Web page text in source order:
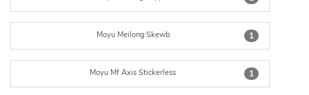
1
Moyu Meilong Skewb
1
Moyu Mf Axis Stickerless